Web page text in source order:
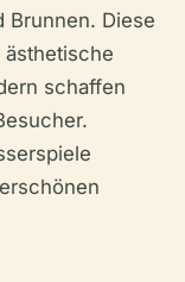
Brunnen. Diese
schaffen